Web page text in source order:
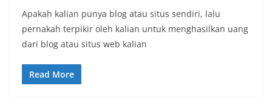
Apakah kalian punya blog atau situs sendiri, lalu
pernakah terpikir oleh kalian untuk menghasilkan uang
dari blog atau situs web kalian
Read More